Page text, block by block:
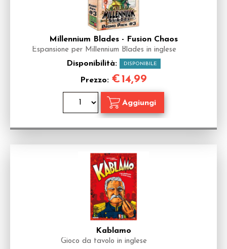
Millennium Blades - Fusion Chaos
Espansione per Millennium Blades in inglese
Disponibilità: DISPONIBILE
Prezzo: €14,99
Kablamo
Gioco da tavolo in inglese